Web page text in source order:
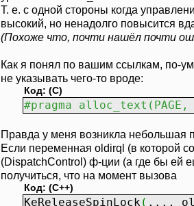
Т. е. с одной стороны когда
высокий, но ненадолго повысится
(Похоже что, почти нашёл почти
Как я понял по вашим ссылкам, по-
не указывать чего-то вроде:
Код: (C)
#pragma
Правда у меня возникла небольшая
Если переменная oldirql (в которой
(DispatchControl) ф-ции (а где бы ей
получиться, что на момент вызова
Код: (C++)
KeReleaseSpinLock ( ...,